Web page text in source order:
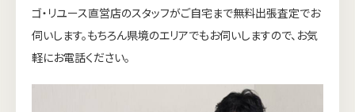
ゴ・リユース直営店のスタッフがご自宅まで無料出張査定でお
伺いします。もちろん県境のエリアでもお伺いしますので、お気
軽にお電話ください。